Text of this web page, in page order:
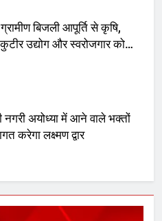
नगरी अयोध्या में आने वाले भक्तों
करेगा लक्ष्मण द्वार
में गांवों में बढ़ेंगी सुविधाएं: 67%
का बजट